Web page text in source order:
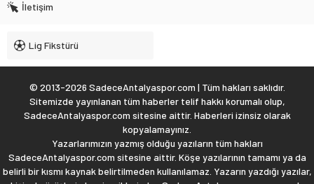
İletişim
Lig Fikstürü
© 2013-2026 SadeceAntalyaspor.com | Tüm hakları saklıdır.
Sitemizde yayınlanan tüm haberler telif hakkı korumalı olup,
SadeceAntalyaspor.com sitesine aittir. Haberleri izinsiz olarak
kopyalamayınız.
Yazarlarımızın yazmış olduğu yazıların tüm hakları
SadeceAntalyaspor.com sitesine aittir. Köşe yazılarının tamamı ya da
belirli bir kısmı kaynak belirtilmeden kullanılamaz. Yazarın yazdığı yazılar,